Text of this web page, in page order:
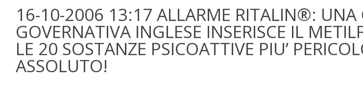
16-10-2006 13:17 ALLARME RITALIN®: UNA
GOVERNATIVA INGLESE INSERISCE IL
LE 20 SOSTANZE PSICOATTIVE PIU’
ASSOLUTO!